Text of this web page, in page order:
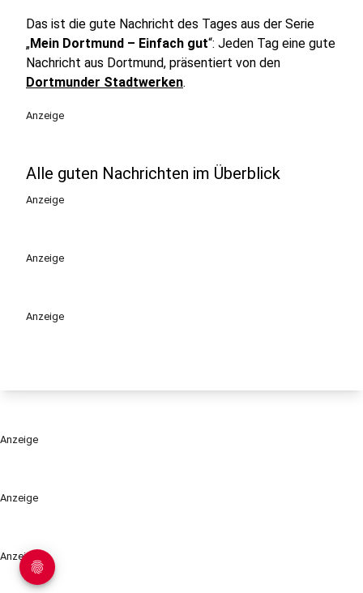
Anzeige
Anzeige
Das ist die gute Nachricht des Tages aus der Serie
„Mein Dortmund – Einfach gut“: Jeden Tag eine gute
Nachricht aus Dortmund, präsentiert von den
Dortmunder Stadtwerken.
Anzeige
Alle guten Nachrichten im Überblick
Anzeige
Anzeige
Anzeige
Anzeige